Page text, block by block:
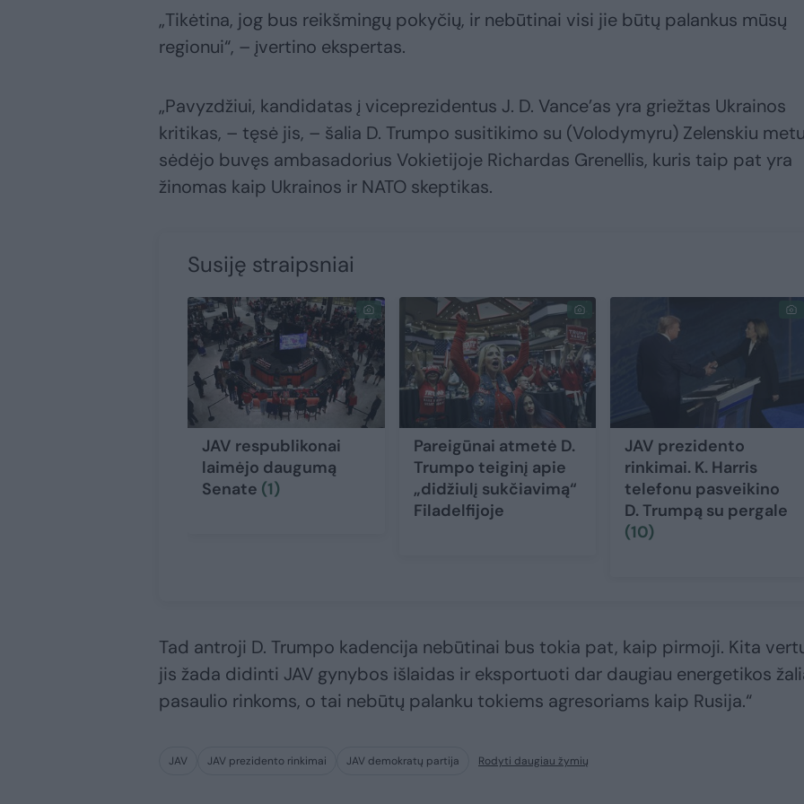
„Tikėtina, jog bus reikšmingų pokyčių, ir nebūtinai visi jie būtų palankus mūsų
regionui“, – įvertino ekspertas.
„Pavyzdžiui, kandidatas į viceprezidentus J. D. Vance’as yra griežtas Ukrainos
kritikas, – tęsė jis, – šalia D. Trumpo susitikimo su (Volodymyru) Zelenskiu
sėdėjo buvęs ambasadorius Vokietijoje Richardas Grenellis, kuris taip pat yra
žinomas kaip Ukrainos ir NATO skeptikas.
Susiję straipsniai
JAV respublikonai
laimėjo daugumą
Senate (1)
Pareigūnai atmetė D.
Trumpo teiginį apie
„didžiulį sukčiavimą“
Filadelfijoje
JAV prezidento
rinkimai. K. Harris
telefonu pasveikino
D. Trumpą su pergale
(10)
Tad antroji D. Trumpo kadencija nebūtinai bus tokia pat, kaip pirmoji. Kita
jis žada didinti JAV gynybos išlaidas ir eksportuoti dar daugiau energetikos
pasaulio rinkoms, o tai nebūtų palanku tokiems agresoriams kaip Rusija.“
JAV JAV prezidento rinkimai JAV demokratų partija Rodyti daugiau žymių